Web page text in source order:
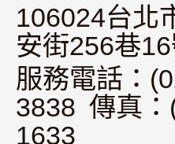
106024台北
安街256巷
服務電話：
3838 傳真：
1633